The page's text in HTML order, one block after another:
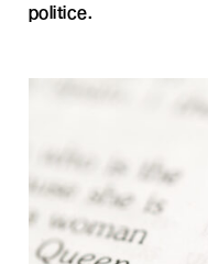
politice.